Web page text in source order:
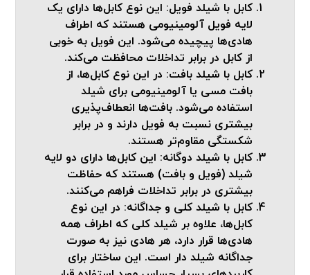
کابل با شیلد فویل: این نوع کابل‌ها دارای یک
لایه فویل آلومینیومی هستند که اطراف
هادی‌ها پیچیده می‌شود. این فویل به خوبی
از کابل در برابر تداخلات محافظت می‌کند.
کابل با شیلد بافت: در این نوع کابل‌ها، از
بافت مسی یا آلومینیومی برای شیلد
استفاده می‌شود. بافت‌ها انعطاف‌پذیری
بیشتری نسبت به فویل دارند و در برابر
شکستگی مقاوم‌تر هستند.
کابل با شیلد دوگانه: این کابل‌ها دارای دو لایه
شیلد (فویل و بافت) هستند که حفاظت
بیشتری در برابر تداخلات فراهم می‌کنند.
کابل با شیلد کلی و جداگانه: در این نوع
کابل‌ها، علاوه بر شیلد کلی که اطراف همه
هادی‌ها قرار دارد، هر هادی نیز به صورت
جداگانه شیلد دار است. این ساختار برای